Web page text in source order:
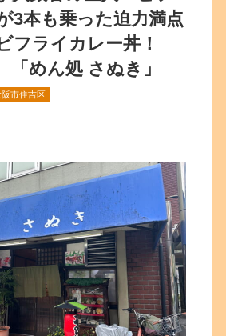
3本も乗った迫力満点
フライカレー丼！
めん処 さぬき」
阪市住吉区